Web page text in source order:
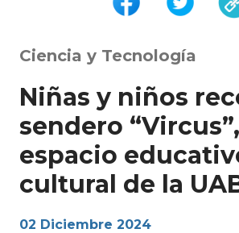
Ciencia y Tecnología
Niñas y niños
sendero
espacio
cultural de la
02 Diciembre 2024